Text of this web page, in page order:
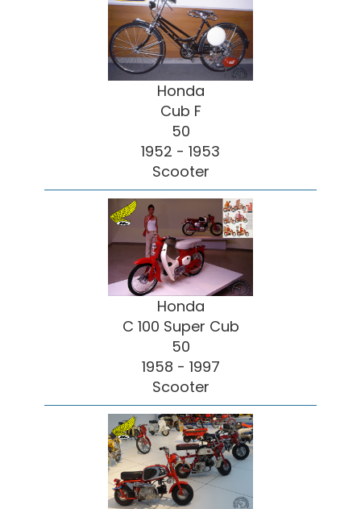
Honda
Cub F
50
1952 - 1953
Scooter
Honda
C 100 Super Cub
50
1958 - 1997
Scooter